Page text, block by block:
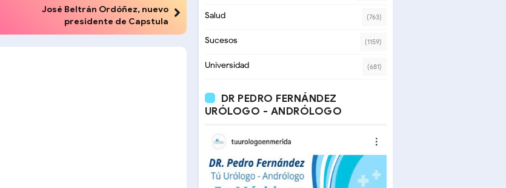
José Beltrán Ordóñez, nuevo
presidente de Capstula
Salud (763)
Sucesos (1159)
Universidad (681)
DR PEDRO FERNÁNDEZ
URÓLOGO - ANDRÓLOGO